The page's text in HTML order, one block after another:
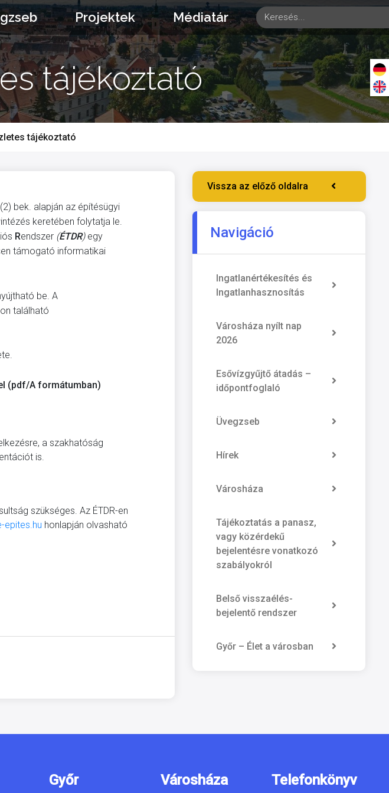
Projektek Médiatár
tájékoztató
tájékoztató
bek. alapján az építésügyi
keretében folytatja le.
Rendszer (ÉTDR) egy
támogató informatikai
be. A
található
(pdf/A formátumban)
a szakhatóság
is.
szükséges. Az ÉTDR-en
epites.hu honlapján olvasható
Vissza az előző oldalra
Navigáció
Ingatlanértékesítés és
Ingatlanhasznosítás
Városháza nyílt nap
2026
Esővízgyűjtő átadás –
időpontfoglaló
Üvegzseb
Hírek
Városháza
Tájékoztatás a panasz,
vagy közérdekű
bejelentésre vonatkozó
szabályokról
Belső visszaélés-
bejelentő rendszer
Győr – Élet a városban
Győr Városháza Telefonkönyv